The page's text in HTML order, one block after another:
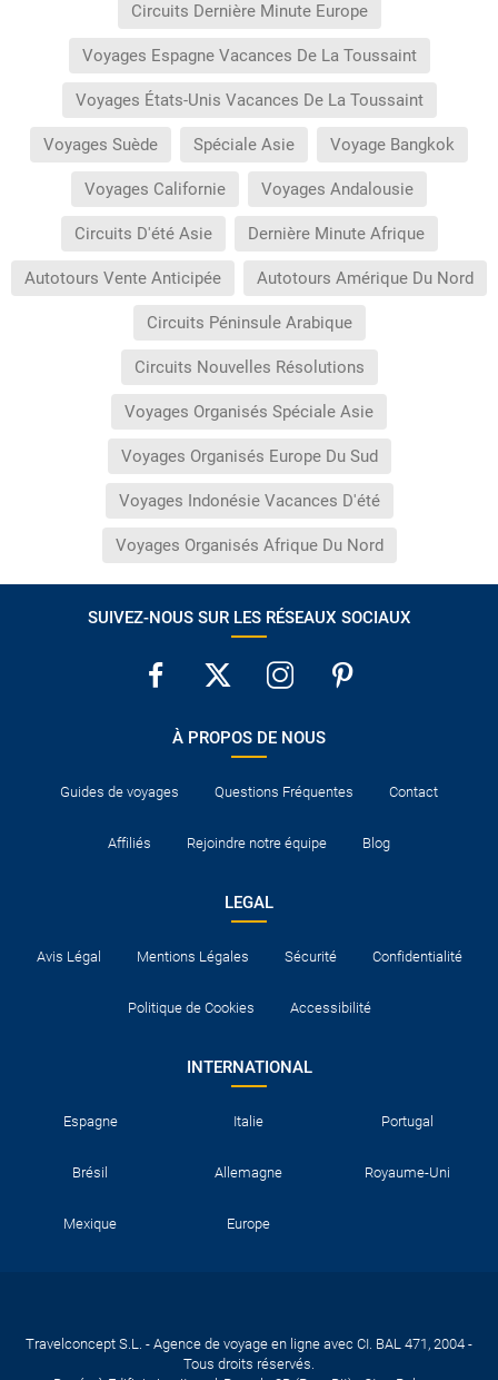
Circuits Dernière Minute Europe
Voyages Espagne Vacances De La Toussaint
Voyages États-Unis Vacances De La Toussaint
Voyages Suède Spéciale Asie Voyage Bangkok
Voyages Californie Voyages Andalousie
Circuits D'été Asie Dernière Minute Afrique
Autotours Vente Anticipée Autotours Amérique Du Nord
Circuits Péninsule Arabique
Circuits Nouvelles Résolutions
Voyages Organisés Spéciale Asie
Voyages Organisés Europe Du Sud
Voyages Indonésie Vacances D'été
Voyages Organisés Afrique Du Nord
SUIVEZ-NOUS SUR LES RÉSEAUX SOCIAUX
À PROPOS DE NOUS
Guides de voyages Questions Fréquentes Contact
Affiliés Rejoindre notre équipe Blog
LEGAL
Avis Légal Mentions Légales Sécurité Confidentialité
Politique de Cookies Accessibilité
INTERNATIONAL
Espagne Italie Portugal
Brésil Allemagne Royaume-Uni
Mexique Europe
Travelconcept S.L. - Agence de voyage en ligne avec CI. BAL 471, 2004 -
Tous droits réservés.